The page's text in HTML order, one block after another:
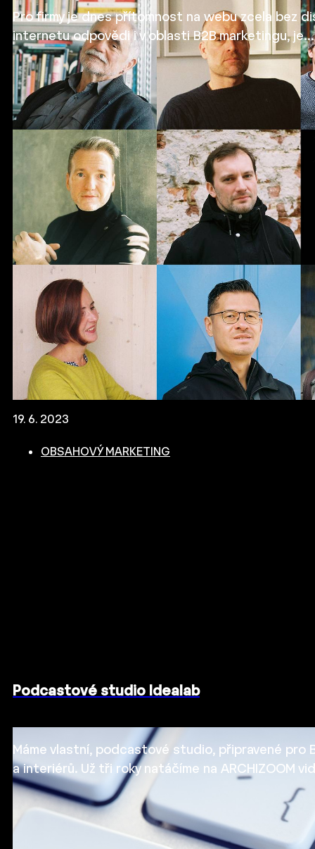
19. 6. 2023
OBSAHOVÝ MARKETING
Pro firmy je dnes přítomnost na webu zcela bez
internetu odpovědi i v oblasti B2B marketingu, je…
Podcastové studio Idealab
Máme vlastní, podcastové studio, připravené
a interiérů. Už tři roky natáčíme na ARCHIZOOM